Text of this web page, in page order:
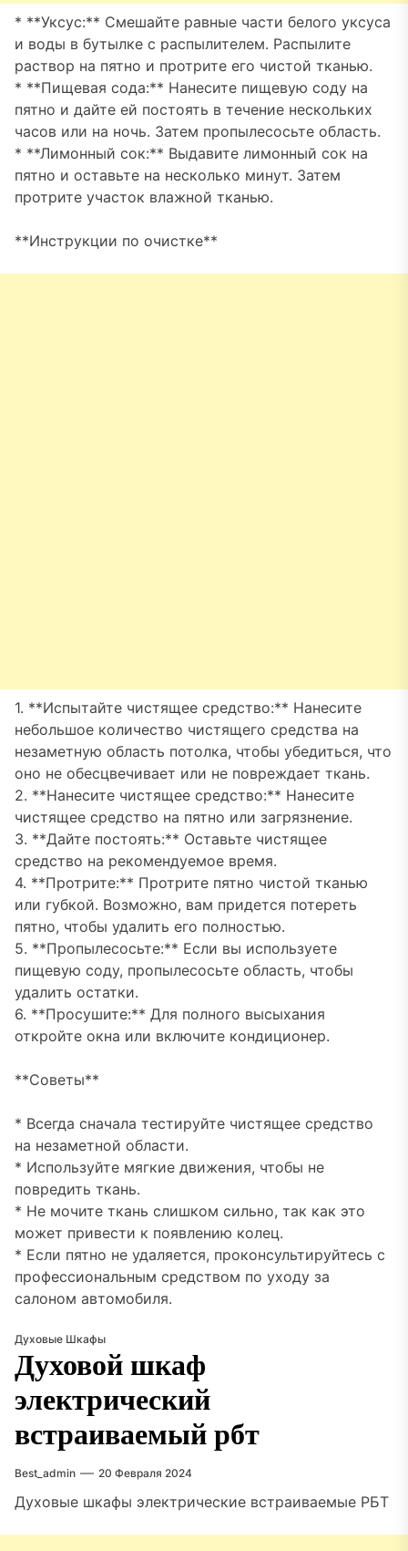
* **Уксус:** Смешайте равные части белого уксуса
и воды в бутылке с распылителем. Распылите
раствор на пятно и протрите его чистой тканью.
* **Пищевая сода:** Нанесите пищевую соду на
пятно и дайте ей постоять в течение нескольких
часов или на ночь. Затем пропылесосьте область.
* **Лимонный сок:** Выдавите лимонный сок на
пятно и оставьте на несколько минут. Затем
протрите участок влажной тканью.
**Инструкции по очистке**
1. **Испытайте чистящее средство:** Нанесите
небольшое количество чистящего средства на
незаметную область потолка, чтобы убедиться, что
оно не обесцвечивает или не повреждает ткань.
2. **Нанесите чистящее средство:** Нанесите
чистящее средство на пятно или загрязнение.
3. **Дайте постоять:** Оставьте чистящее
средство на рекомендуемое время.
4. **Протрите:** Протрите пятно чистой тканью
или губкой. Возможно, вам придется потереть
пятно, чтобы удалить его полностью.
5. **Пропылесосьте:** Если вы используете
пищевую соду, пропылесосьте область, чтобы
удалить остатки.
6. **Просушите:** Для полного высыхания
откройте окна или включите кондиционер.
**Советы**
* Всегда сначала тестируйте чистящее средство
на незаметной области.
* Используйте мягкие движения, чтобы не
повредить ткань.
* Не мочите ткань слишком сильно, так как это
может привести к появлению колец.
* Если пятно не удаляется, проконсультируйтесь с
профессиональным средством по уходу за
салоном автомобиля.
Духовые Шкафы
Духовой шкаф
электрический
встраиваемый рбт
Best_admin 20 Февраля 2024
Духовые шкафы электрические встраиваемые РБТ